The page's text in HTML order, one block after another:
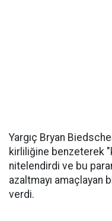
Yargıç Bryan
kirliliğine benzeterek
nitelendirdi ve bu
azaltmayı amaçlayan
verdi.